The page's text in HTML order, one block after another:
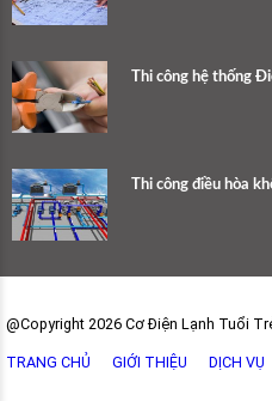
Thi công hệ thống
Thi công điều hòa
@Copyright 2026 Cơ Điện Lạnh Tuổi
TRANG CHỦ GIỚI THIỆU DỊCH VỤ